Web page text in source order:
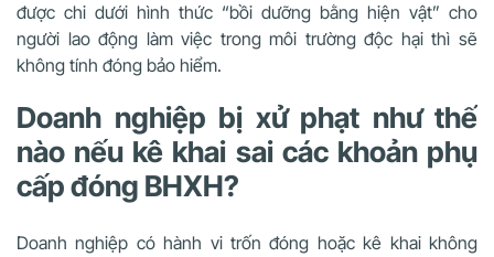
được chi dưới hình thức “bồi dưỡng bằng hiện vật” cho
người lao động làm việc trong môi trường độc hại thì sẽ
không tính đóng bảo hiểm.
Doanh nghiệp bị xử phạt như thế
nào nếu kê khai sai các khoản phụ
cấp đóng BHXH?
Doanh nghiệp có hành vi trốn đóng hoặc kê khai không